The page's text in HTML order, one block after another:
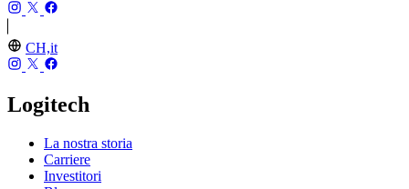
CH,it
Logitech
La nostra storia
Carriere
Investitori